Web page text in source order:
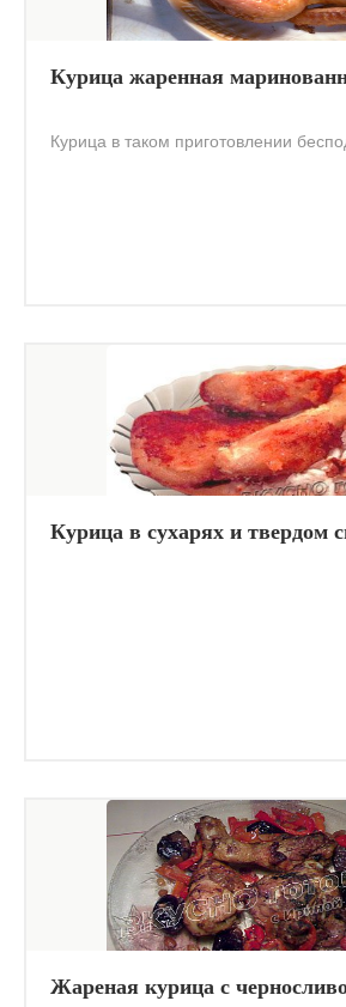
Курица жаренная
Курица в таком приготовлении
Курица в сухарях и твердом
Жареная курица с